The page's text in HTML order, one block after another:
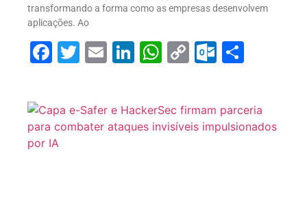
transformando a forma como as empresas desenvolvem
aplicações. Ao
Facebook
Twitter
EmailLinkedIn
WhatsApp
Copy